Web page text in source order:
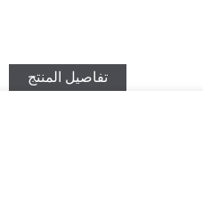
تفاصيل المنتج